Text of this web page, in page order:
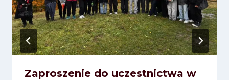
Zaproszenie do uczestnictwa w